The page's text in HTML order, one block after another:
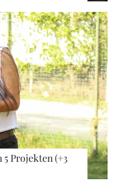
Projekten (+3